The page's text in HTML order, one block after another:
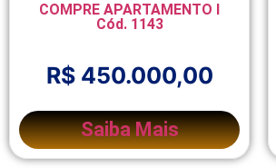
COMPRE APARTAMENTO I
Cód. 1143
R$ 450.000,00
Saiba Mais